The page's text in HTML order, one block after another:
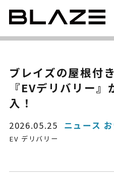
電動アシスト自転
NEWS
ブレイズの屋根付
『EVデリバリー
入！
2026.05.25 ニュース
EV デリバリー